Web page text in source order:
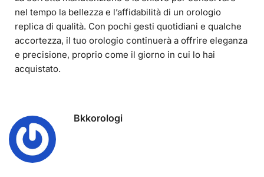
nel tempo la bellezza e l’affidabilità di un orologio
replica di qualità. Con pochi gesti quotidiani e qualche
accortezza, il tuo orologio continuerà a offrire eleganza
e precisione, proprio come il giorno in cui lo hai
acquistato.
Bkkorologi